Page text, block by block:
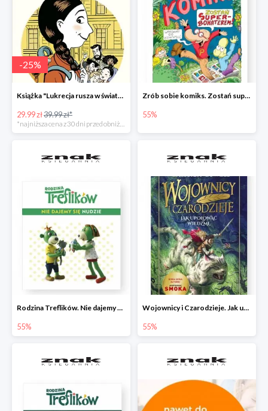
-25%
Książka "Lukrecja rusza w świat" -25%
29.99 zł39.99 zł*
*najniższa cena z 30 dni przed obniżką
Zrób sobie komiks. Zostań superbohaterem
55%
Rodzina Treflików. Nie dajemy się nudzie!
55%
Wojownicy i Czarodzieje. Jak upolować wiedźmę
55%